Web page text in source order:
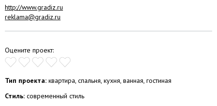
http://www.gradiz.ru
reklama@gradiz.ru
Оцените проект:
Тип проекта: квартира, спальня, кухня, ванная, гостиная
Стиль: современный стиль